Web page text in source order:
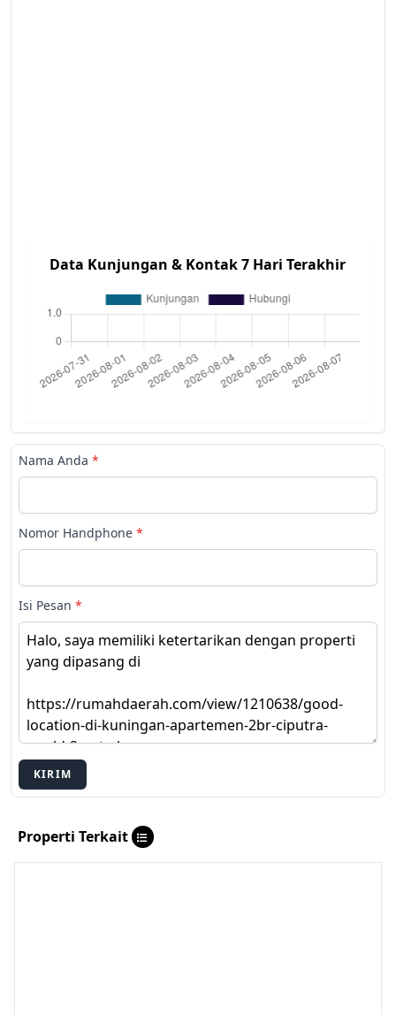
Data Kunjungan & Kontak 7 Hari Terakhir
Nama Anda *
Nomor Handphone *
Isi Pesan *
KIRIM
Properti Terkait